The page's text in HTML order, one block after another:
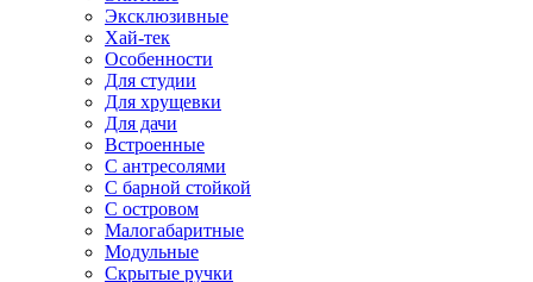
Эксклюзивные
Хай-тек
Особенности
Для студии
Для хрущевки
Для дачи
Встроенные
С антресолями
С барной стойкой
С островом
Малогабаритные
Модульные
Скрытые ручки